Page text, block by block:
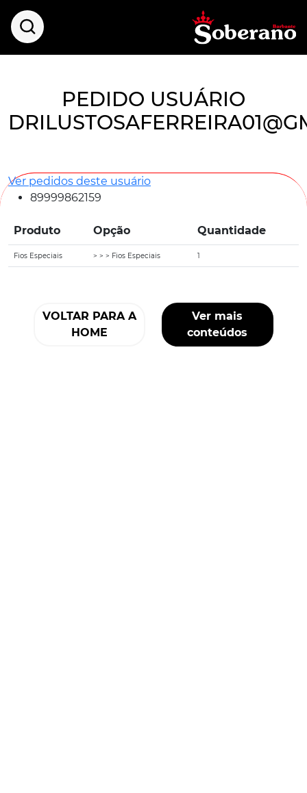
PEDIDO USUÁRIO
Ver pedidos deste usuário
89999862159
Produto Opção Quantidade
Fios Especiais > > > Fios Especiais 1
VOLTAR PARA A
HOME
Ver mais
conteúdos